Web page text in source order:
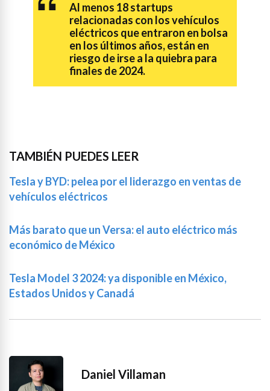
Al menos 18 startups
relacionadas con los vehículos
eléctricos que entraron en bolsa
en los últimos años, están en
riesgo de irse a la quiebra para
finales de 2024.
TAMBIÉN PUEDES LEER
Tesla y BYD: pelea por el liderazgo en ventas de
vehículos eléctricos
Más barato que un Versa: el auto eléctrico más
económico de México
Tesla Model 3 2024: ya disponible en México,
Estados Unidos y Canadá
Daniel Villaman